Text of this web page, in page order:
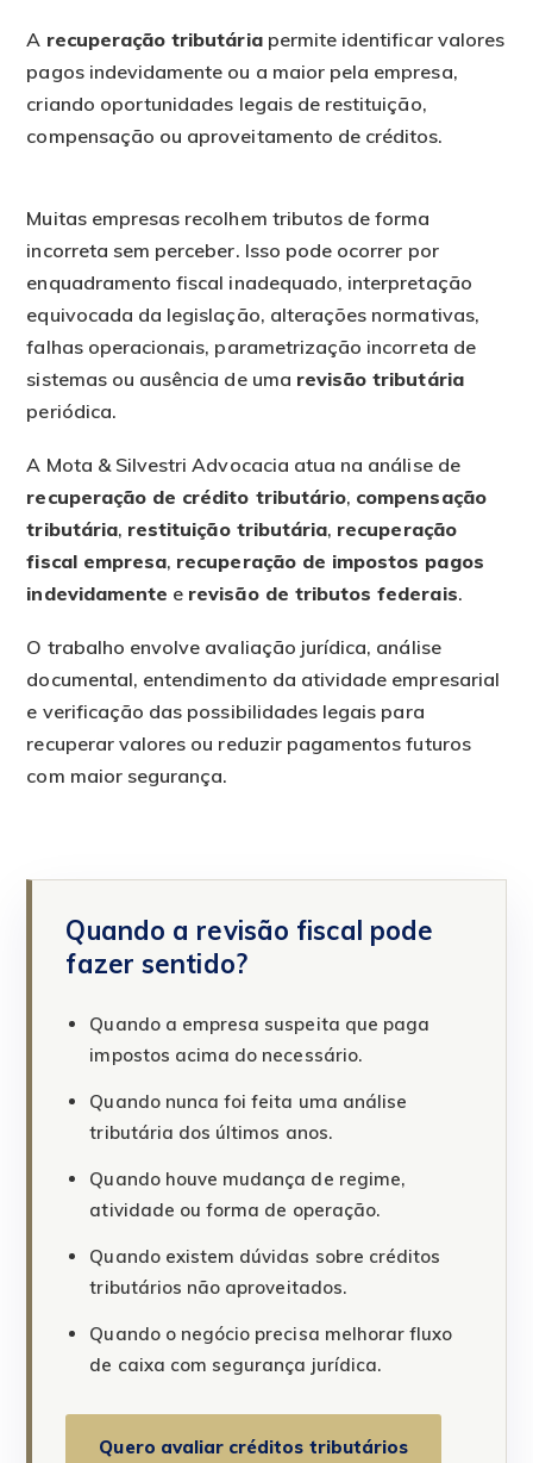
A recuperação tributáriapermite identificar valores
pagos indevidamente ou a maior pela empresa,
criando oportunidades legais de restituição,
compensação ou aproveitamento de créditos.
Muitas empresas recolhem tributos de forma
incorreta sem perceber. Isso pode ocorrer por
enquadramento fiscal inadequado, interpretação
equivocada da legislação, alterações normativas,
falhas operacionais, parametrização incorreta de
sistemas ou ausência de uma revisão tributária
periódica.
A Mota & Silvestri Advocacia atua na análise de
recuperação de crédito tributário, compensação
tributária, restituição tributária, recuperação
fiscal empresa, recuperação de impostos pagos
indevidamente e revisão de tributos federais.
O trabalho envolve avaliação jurídica, análise
documental, entendimento da atividade empresarial
e verificação das possibilidades legais para
recuperar valores ou reduzir pagamentos futuros
com maior segurança.
Quando a revisão fiscal pode
fazer sentido?
Quando a empresa suspeita que paga
impostos acima do necessário.
Quando nunca foi feita uma análise
tributária dos últimos anos.
Quando houve mudança de regime,
atividade ou forma de operação.
Quando existem dúvidas sobre créditos
tributários não aproveitados.
Quando o negócio precisa melhorar fluxo
de caixa com segurança jurídica.
Quero avaliar créditos tributários